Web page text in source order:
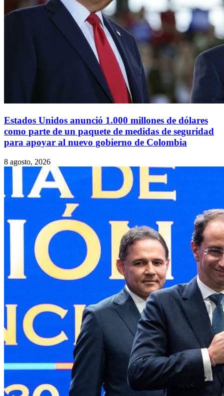
Estados Unidos anunció 1.000 millones de dólares
como parte de un paquete de medidas de seguridad
para apoyar al nuevo gobierno de Colombia
8 agosto, 2026